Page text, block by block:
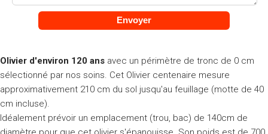
Olivier d'environ 120 ans avec un périmètre de tronc de 0 cm
sélectionné par nos soins. Cet Olivier centenaire mesure
approximativement 210 cm du sol jusqu'au feuillage (motte de 40
cm incluse).
Idéalement prévoir un emplacement (trou, bac) de 140cm de